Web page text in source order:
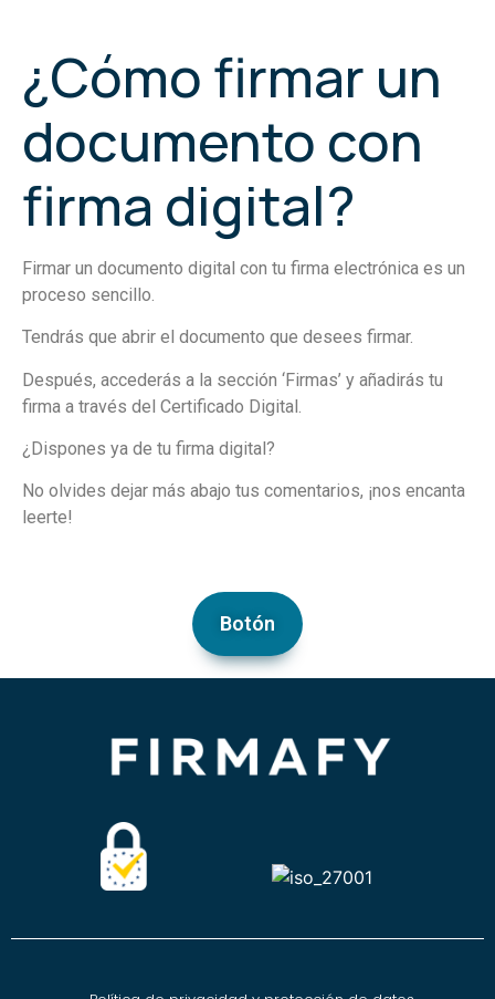
¿Cómo firmar un
documento con
firma digital?
Firmar un documento digital con tu firma electrónica es un
proceso sencillo.
Tendrás que abrir el documento que desees firmar.
Después, accederás a la sección ‘Firmas’ y añadirás tu
firma a través del Certificado Digital.
¿Dispones ya de tu firma digital?
No olvides dejar más abajo tus comentarios, ¡nos encanta
leerte!
Botón